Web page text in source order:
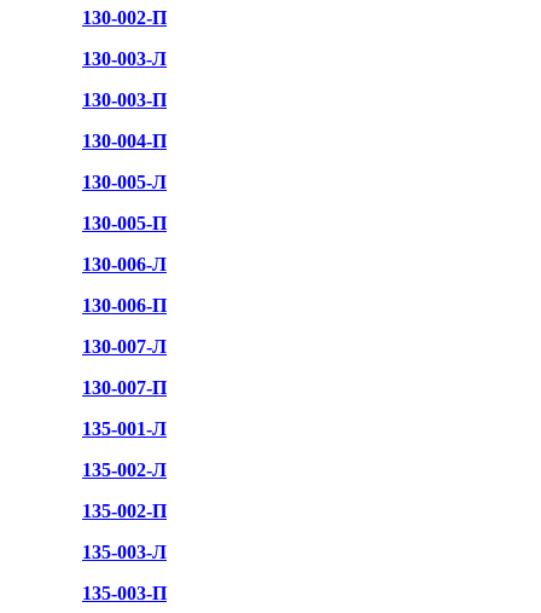
130-002-П
130-003-Л
130-003-П
130-004-П
130-005-Л
130-005-П
130-006-Л
130-006-П
130-007-Л
130-007-П
135-001-Л
135-002-Л
135-002-П
135-003-Л
135-003-П